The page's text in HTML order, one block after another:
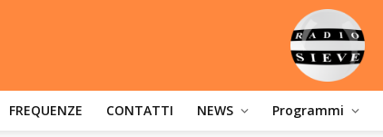
FREQUENZE CONTATTI NEWS Programmi